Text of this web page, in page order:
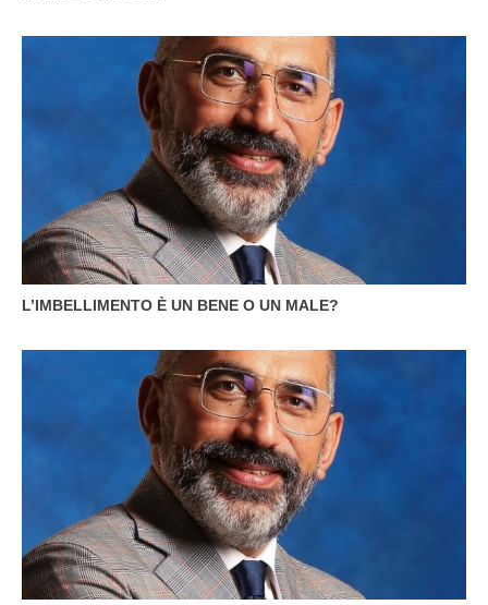
L’IMBELLIMENTO È UN BENE O UN MALE?